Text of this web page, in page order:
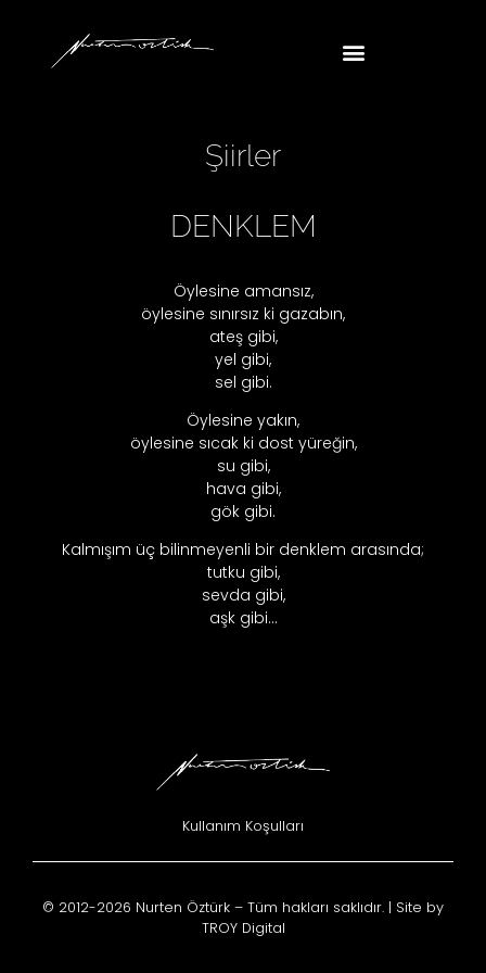
Şiirler
DENKLEM
Öylesine amansız,
öylesine sınırsız ki gazabın,
ateş gibi,
yel gibi,
sel gibi.
Öylesine yakın,
öylesine sıcak ki dost yüreğin,
su gibi,
hava gibi,
gök gibi.
Kalmışım üç bilinmeyenli bir denklem arasında;
tutku gibi,
sevda gibi,
aşk gibi…
Kullanım Koşulları
© 2012-2026 Nurten Öztürk – Tüm hakları saklıdır. | Site by
TROY Digital